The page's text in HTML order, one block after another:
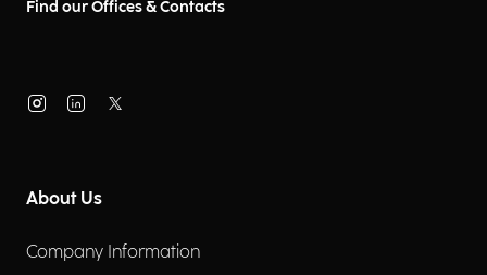
Find our Offices & Contacts
About Us
Company Information